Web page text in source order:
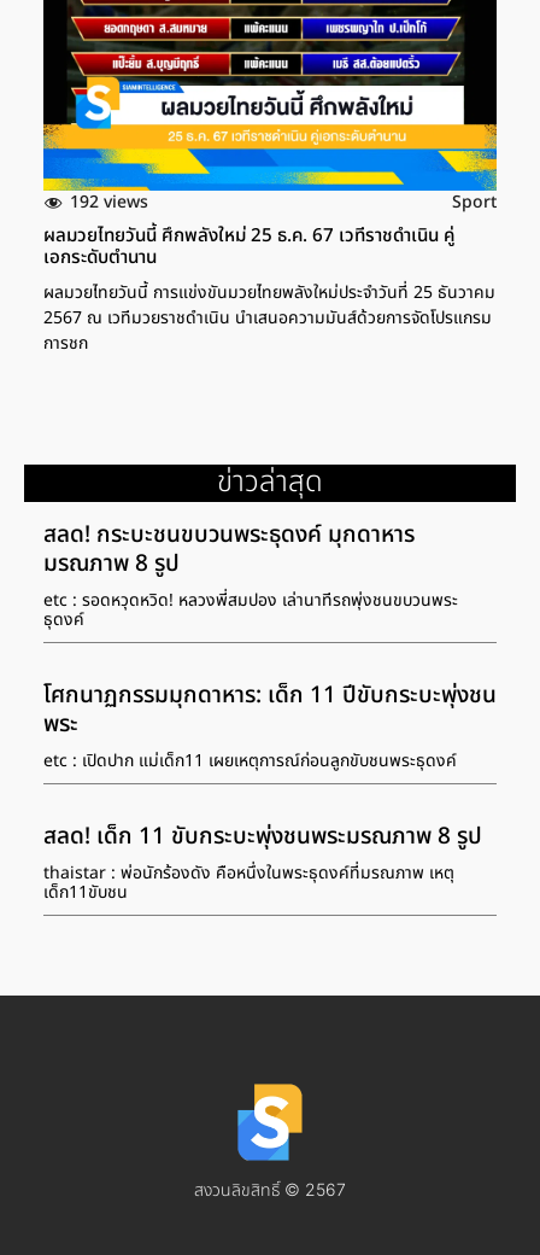
192 views Sport
ผลมวยไทยวันนี้ ศึกพลังใหม่ 25 ธ.ค. 67 เวทีราชดำเนิน คู่
เอกระดับตำนาน
ผลมวยไทยวันนี้ การแข่งขันมวยไทยพลังใหม่ประจำวันที่ 25 ธันวาคม
2567 ณ เวทีมวยราชดำเนิน นำเสนอความมันส์ด้วยการจัดโปรแกรม
การชก
ข่าวล่าสุด
สลด! กระบะชนขบวนพระธุดงค์ มุกดาหาร
มรณภาพ 8 รูป
etc : รอดหวุดหวิด! หลวงพี่สมปอง เล่านาทีรถพุ่งชนขบวนพระ
ธุดงค์
โศกนาฏกรรมมุกดาหาร: เด็ก 11 ปีขับกระบะพุ่งชน
พระ
etc : เปิดปาก แม่เด็ก11 เผยเหตุการณ์ก่อนลูกขับชนพระธุดงค์
สลด! เด็ก 11 ขับกระบะพุ่งชนพระมรณภาพ 8 รูป
thaistar : พ่อนักร้องดัง คือหนึ่งในพระธุดงค์ที่มรณภาพ เหตุ
เด็ก11ขับชน
สงวนลิขสิทธิ์ © 2567